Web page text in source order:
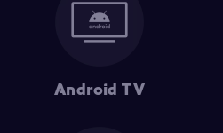
Android TV